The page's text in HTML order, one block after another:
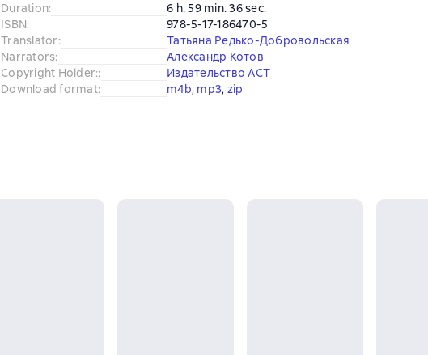
Duration:
6 h. 59 min. 36 sec.
ISBN:
978-5-17-186470-5
Translator:
Татьяна Редько-Добровольская
Narrators:
Александр Котов
Copyright Holder::
Издательство АСТ
Download format: m4b, mp3, zip